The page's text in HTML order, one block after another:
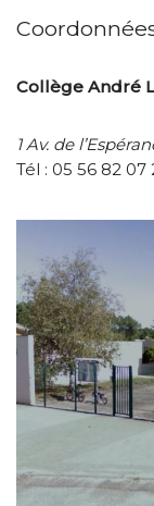
Collège André
1 Av. de
Tél : 05 56 82 07